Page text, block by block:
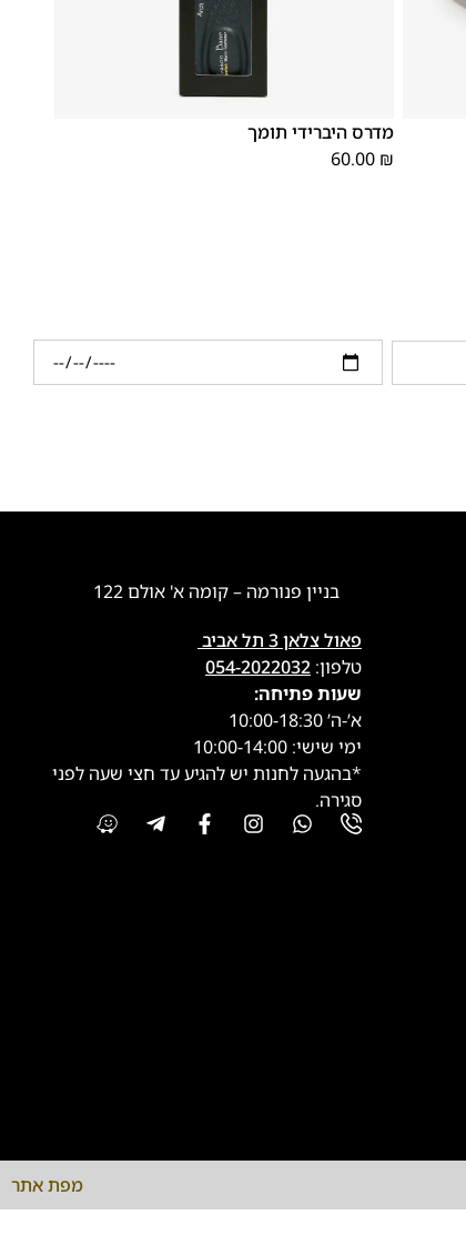
מדרס היברידי תומך
60.00 ₪
בניין פנורמה – קומה א' אולם 122
פאול צלאן 3 תל אביב
טלפון: 054-2022032
שעות פתיחה:
א’-ה’ 10:00-18:30
ימי שישי: 10:00-14:00
*בהגעה לחנות יש להגיע עד חצי שעה לפני
סגירה.
מפת אתר